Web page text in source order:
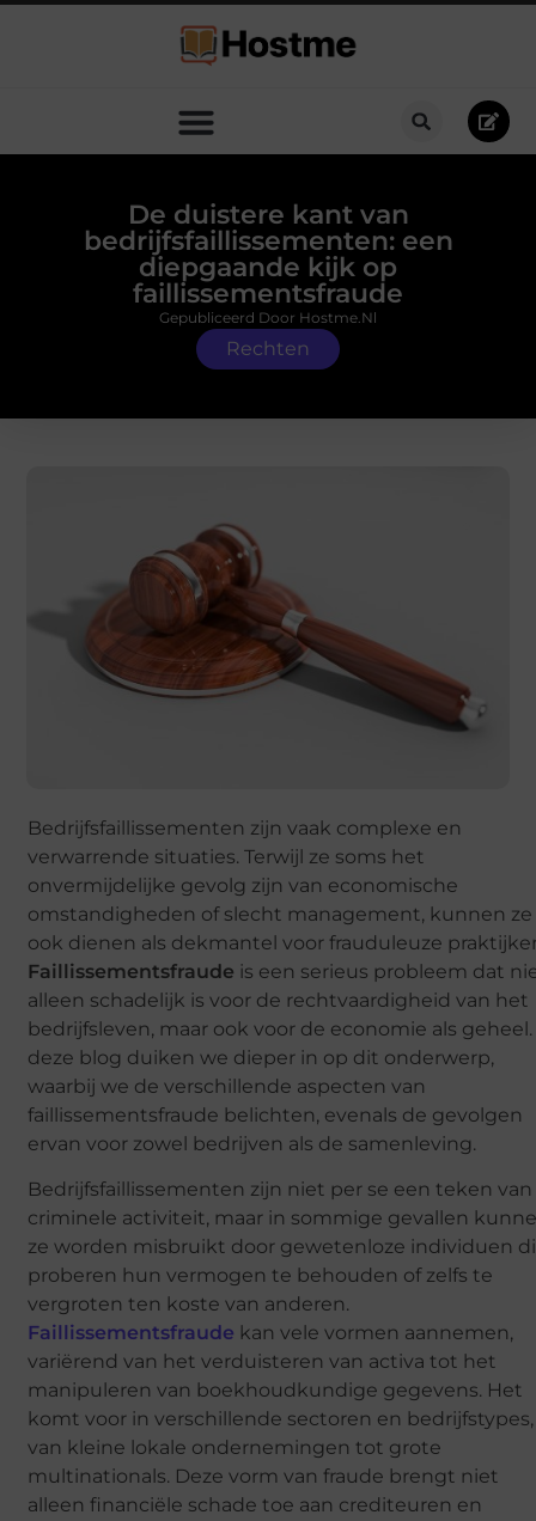
De duistere kant van
bedrijfsfaillissementen: een
diepgaande kijk op
faillissementsfraude
Rechten
Gepubliceerd Door Hostme.nl
Bedrijfsfaillissementen zijn vaak complexe en
verwarrende situaties. Terwijl ze soms het
onvermijdelijke gevolg zijn van economische
omstandigheden of slecht management, kunnen ze
ook dienen als dekmantel voor frauduleuze
Faillissementsfraude is een serieus probleem dat
alleen schadelijk is voor de rechtvaardigheid van het
bedrijfsleven, maar ook voor de economie als
deze blog duiken we dieper in op dit onderwerp,
waarbij we de verschillende aspecten van
faillissementsfraude belichten, evenals de gevolgen
ervan voor zowel bedrijven als de samenleving.
Bedrijfsfaillissementen zijn niet per se een teken van
criminele activiteit, maar in sommige gevallen
ze worden misbruikt door gewetenloze individuen
proberen hun vermogen te behouden of zelfs te
vergroten ten koste van anderen.
Faillissementsfraude kan vele vormen aannemen,
variërend van het verduisteren van activa tot het
manipuleren van boekhoudkundige gegevens. Het
komt voor in verschillende sectoren en bedrijfstypes,
van kleine lokale ondernemingen tot grote
multinationals. Deze vorm van fraude brengt niet
alleen financiële schade toe aan crediteuren en